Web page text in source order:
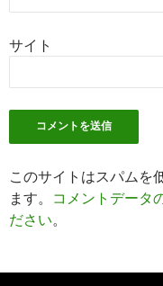
サイト
このサイトはスパムを
ます。
コメントデータ
ださい。